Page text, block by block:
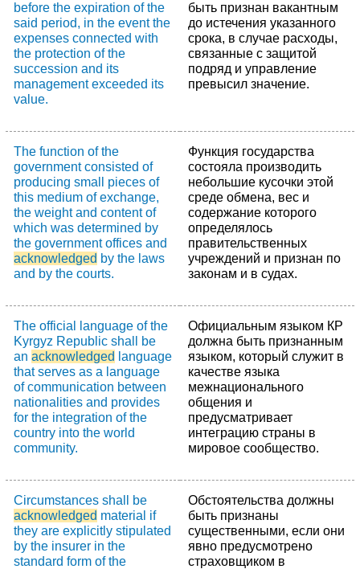
before the expiration of the
said period, in the event the
expenses connected with
the protection of the
succession and its
management exceeded its
value.
быть признан вакантным
до истечения указанного
срока, в случае расходы,
связанные с защитой
подряд и управление
превысил значение.
The function of the
government consisted of
producing small pieces of
this medium of exchange,
the weight and content of
which was determined by
the government offices and
acknowledged by the laws
and by the courts.
Функция государства
состояла производить
небольшие кусочки этой
среде обмена, вес и
содержание которого
определялось
правительственных
учреждений и признан по
законам и в судах.
The official language of the
Kyrgyz Republic shall be
an acknowledged language
that serves as a language
of communication between
nationalities and provides
for the integration of the
country into the world
community.
Официальным языком КР
должна быть признанным
языком, который служит в
качестве языка
межнационального
общения и
предусматривает
интеграцию страны в
мировое сообщество.
Circumstances shall be
acknowledged material if
they are explicitly stipulated
by the insurer in the
standard form of the
Обстоятельства должны
быть признаны
существенными, если они
явно предусмотрено
страховщиком в